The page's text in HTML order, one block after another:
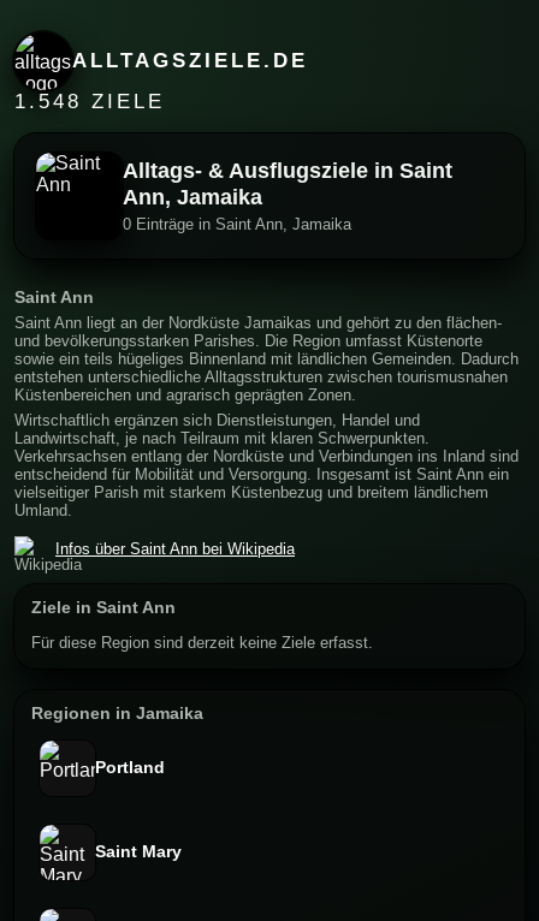
ALLTAGSZIELE.DE
1.548 ZIELE
Alltags- & Ausflugsziele in Saint
Ann, Jamaika
0 Einträge in Saint Ann, Jamaika
Saint Ann
Saint Ann liegt an der Nordküste Jamaikas und gehört zu den flächen-
und bevölkerungsstarken Parishes. Die Region umfasst Küstenorte
sowie ein teils hügeliges Binnenland mit ländlichen Gemeinden. Dadurch
entstehen unterschiedliche Alltagsstrukturen zwischen tourismusnahen
Küstenbereichen und agrarisch geprägten Zonen.
Wirtschaftlich ergänzen sich Dienstleistungen, Handel und
Landwirtschaft, je nach Teilraum mit klaren Schwerpunkten.
Verkehrsachsen entlang der Nordküste und Verbindungen ins Inland sind
entscheidend für Mobilität und Versorgung. Insgesamt ist Saint Ann ein
vielseitiger Parish mit starkem Küstenbezug und breitem ländlichem
Umland.
Infos über Saint Ann bei Wikipedia
Ziele in Saint Ann
Für diese Region sind derzeit keine Ziele erfasst.
Regionen in Jamaika
Portland
Saint Mary